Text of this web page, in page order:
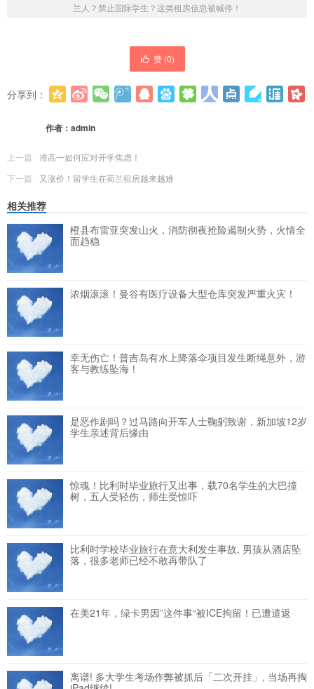
兰人？禁止国际学生？这类租房信息被喊停！
赞 (0)
分享到：
作者： admin
上一篇
准高一如何应对开学焦虑！
下一篇
又涨价！留学生在荷兰租房越来越难
相关推荐
橙县布雷亚突发山火，消防彻夜抢险遏制火势，火情全
面趋稳
浓烟滚滚！曼谷有医疗设备大型仓库突发严重火灾！
幸无伤亡！普吉岛有水上降落伞项目发生断绳意外，游
客与教练坠海！
是恶作剧吗？过马路向开车人士鞠躬致谢，新加坡12岁
学生亲述背后缘由
惊魂！比利时毕业旅行又出事，载70名学生的大巴撞
树，五人受轻伤，师生受惊吓
比利时学校毕业旅行在意大利发生事故, 男孩从酒店坠
落，很多老师已经不敢再带队了
在美21年，绿卡男因”这件事“被ICE拘留！已遭遣返
离谱! 多大学生考场作弊被抓后「二次开挂」, 当场再掏